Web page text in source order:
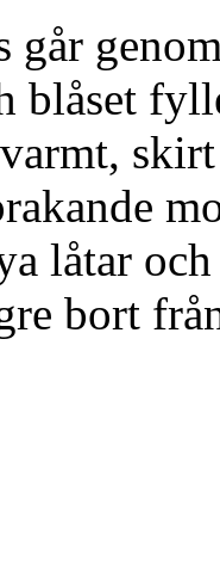
går
blåset
låtar
bort